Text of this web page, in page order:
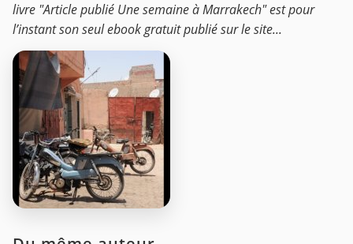
livre "Article publié Une semaine à Marrakech" est pour
l’instant son seul ebook gratuit publié sur le site...